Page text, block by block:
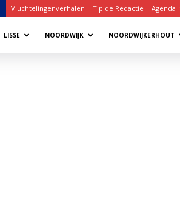
Vluchtelingenverhalen Tip de Redactie Agenda
LISSE NOORDWIJK NOORDWIJKERHOUT